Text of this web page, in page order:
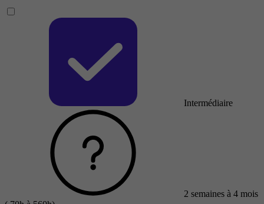
Intermédiaire
2 semaines à 4 mois